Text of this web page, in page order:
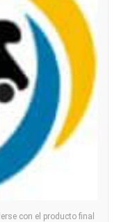
con el producto final